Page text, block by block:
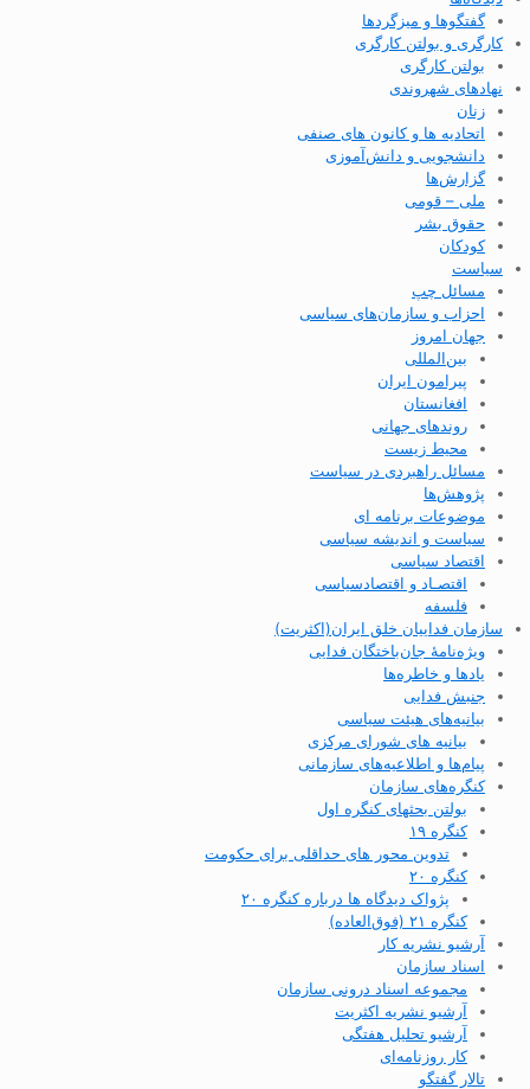
گفتگوها و میزگردها
کارگری و بولتن کارگری
بولتن کارگری
نهادهای شهروندی
زنان
اتحادیه ها و کانون های صنفی
دانشجویی و دانش‌آموزی
گزارش‌ها
ملی – قومی
حقوق بشر
کودکان
سیاست
مسائل چپ
احزاب و سازمان‌های سیاسی
جهان امروز
بین‌المللی
پیرامون ایران
افغانستان
روندهای جهانی
محیط زیست
مسائل راهبردی در سیاست
پژوهش‌ها
موضوعات برنامه ای
سیاست و اندیشه سیاسی
اقتصاد سیاسی
اقتصـاد و اقتصاد‌سیاسی
فلسفه
سازمان فداییان خلق ایران(اکثریت)
ویژه‌نامهٔ جان‌باختگان فدایی
یادها و خاطره‌ها
جنبش فدایی
بیانیه‌های هیئت سیاسی
بیانیه های شورای مرکزی
پیام‌ها و اطلاعیه‌های سازمانی
کنگره‌های سازمان
بولتن بحثهای کنگره اول
کنگره ۱۹
تدوین محور های حداقلی برای حکومت
کنگره ۲۰
پژواک دیدگاه ها درباره کنگره ۲۰
کنگره ۲۱ (فوق‌العاده)
آرشیو نشریه کار
اسناد سازمان
مجموعه اسناد درونی سازمان
آرشیو نشریه اکثریت
آرشیو تحلیل هفتگی
کار روزنامه‌ای
تالار گفتگو